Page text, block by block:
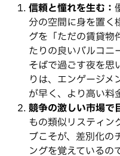
信頼と憧れを生む：
分の空間に身を置く
グを「ただの賃貸物
たりの良いバルコニ
そばで過ごす夜を思
りは、エンゲージメ
が早く、より高い料
競争の激しい市場で
もの類似リスティン
ブこそが、差別化の
ングを覚えているの